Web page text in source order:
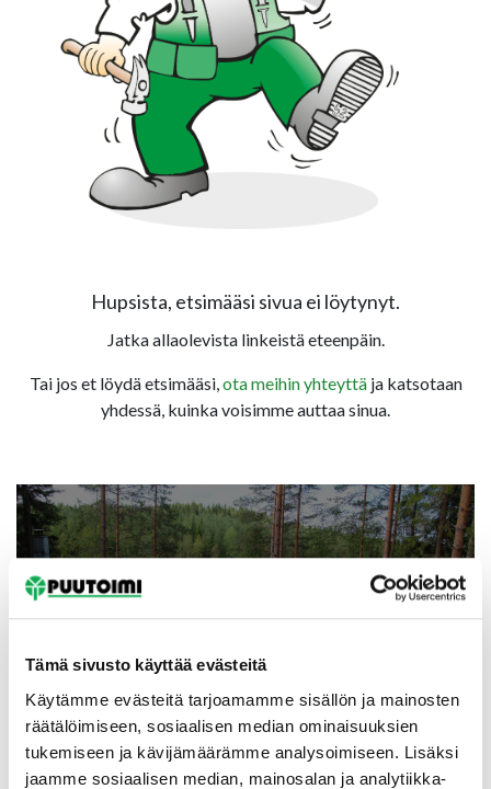
Tämä sivusto käyttää evästeitä
Käytämme evästeitä tarjoamamme sisällön ja mainosten
räätälöimiseen, sosiaalisen median ominaisuuksien
tukemiseen ja kävijämäärämme analysoimiseen. Lisäksi
jaamme sosiaalisen median, mainosalan ja analytiikka-
Hupsista, etsimääsi sivua ei löytynyt.
Jatka allaolevista linkeistä eteenpäin.
Tai jos et löydä etsimääsi,ota meihin yhteyttäja katsotaan
yhdessä, kuinka voisimme auttaa sinua.
Etusivu